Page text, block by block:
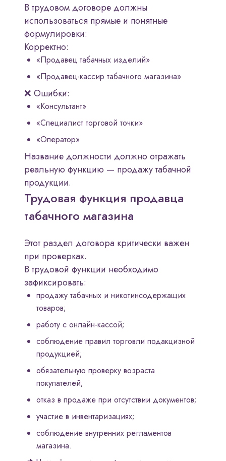
В трудовом договоре должны
использоваться прямые и понятные
формулировки:
Корректно:
«Продавец табачных изделий»
«Продавец-кассир табачного магазина»
❌ Ошибки:
«Консультант»
«Специалист торговой точки»
«Оператор»
Название должности должно отражать
реальную функцию — продажу табачной
продукции.
Трудовая функция продавца
табачного магазина
Этот раздел договора критически важен
при проверках.
В трудовой функции необходимо
зафиксировать:
продажу табачных и никотинсодержащих
товаров;
работу с онлайн-кассой;
соблюдение правил торговли подакцизной
продукцией;
обязательную проверку возраста
покупателей;
отказ в продаже при отсутствии документов;
участие в инвентаризациях;
соблюдение внутренних регламентов
магазина.